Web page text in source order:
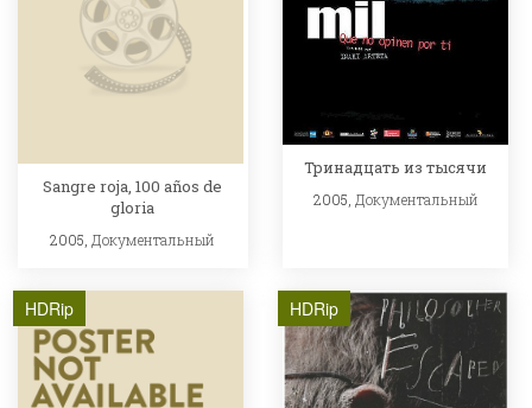
Sangre roja, 100 años de
gloria
2005, Документальный
Тринадцать из тысячи
2005, Документальный
HDRip HDRip